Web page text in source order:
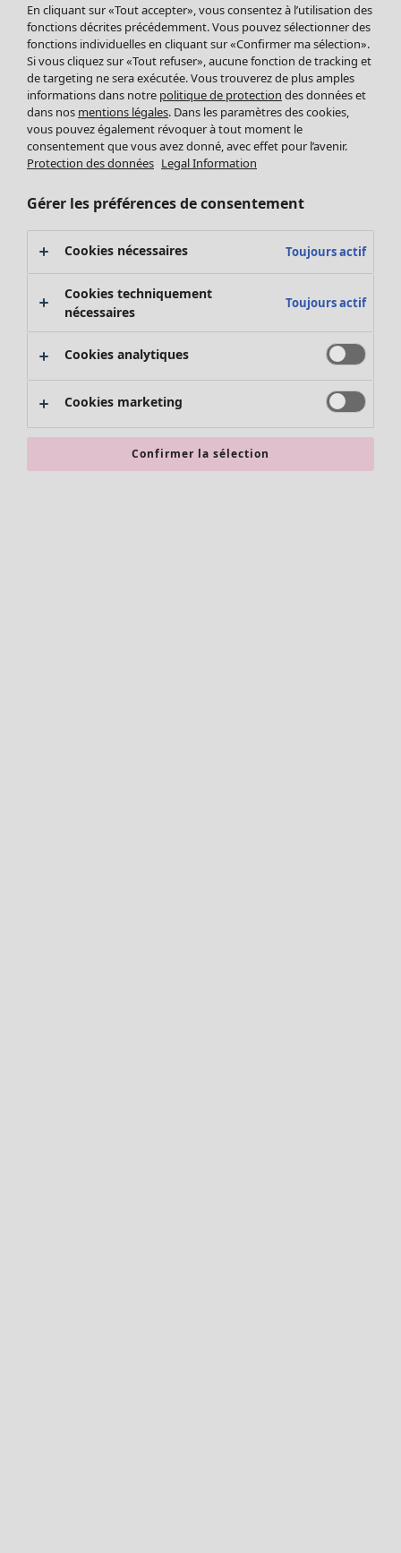
Leggings et collants
Accessoires
Chaussures
Vêtements de bain
Basics
Soldes Mobilier
Bonnes affaires déco
Décoration
Textiles
Tapis
Éponge
Promos SOLDES
Les promos de Gudrun Sjödén
Nouvel arrivage
Bonnes affaires en soldes - jusqu'à -70
En cliquant sur «Tout accepter», vous consentez à l’utilisation des
fonctions décrites précédemment. Vous pouvez sélectionner des
fonctions individuelles en cliquant sur «Confirmer ma sélection».
Si vous cliquez sur «Tout refuser», aucune fonction de tracking et
de targeting ne sera exécutée. Vous trouverez de plus amples
informations dans notre politique de protection des données et
dans nos mentions légales. Dans les paramètres des cookies,
vous pouvez également révoquer à tout moment le
consentement que vous avez donné, avec effet pour l’avenir.
Protection des données Legal Information
Gérer les préférences de consentement
Cookies nécessaires Toujours actif
Cookies techniquement
nécessaires
Toujours actif
Cookies analytiques
Cookies marketing
Confirmer la sélection